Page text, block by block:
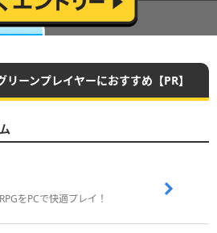
ーンプレイヤーにおすすめ【PR】
をPCで快適プレイ！